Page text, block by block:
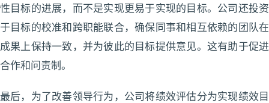
性目标的进展，而不是实现更易于实现的目标。公司还投资
于目标的校准和跨职能联合，确保同事和相互依赖的团队在
成果上保持一致，并为彼此的目标提供意见。这有助于促进
合作和问责制。
最后，为了改善领导行为，公司将绩效评估分为实现绩效目